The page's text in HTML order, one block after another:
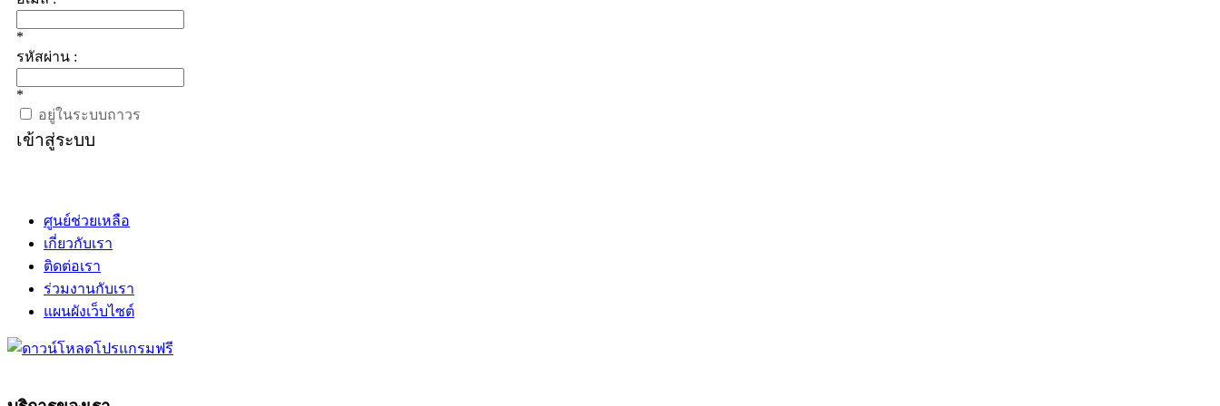
*
รหัสผ่าน :
*
อยู่ในระบบถาวร
เข้าสู่ระบบ
ศูนย์ช่วยเหลือ
เกี่ยวกับเรา
ติดต่อเรา
ร่วมงานกับเรา
แผนผังเว็บไซต์